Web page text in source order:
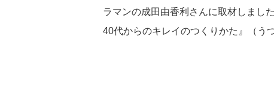
ラマンの成田由香利さんに取材しま
40代からのキレイのつくりかた』（う